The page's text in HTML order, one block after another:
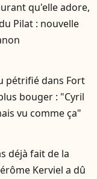
qu'elle adore,
Pilat : nouvelle
pétrifié dans Fort
bouger : "Cyril
vu comme ça"
déjà fait de la
Kerviel a dû